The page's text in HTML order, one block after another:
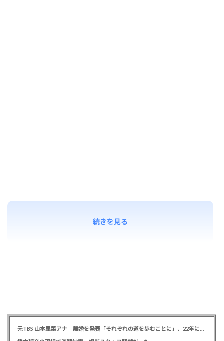
続きを見る
元TBS 山本里菜アナ 離婚を発表「それぞれの道を歩むことに」、22年に一般男性と結婚